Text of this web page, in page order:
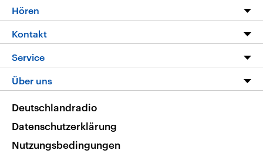
Programm
Die Nachrichten
Nachrichtenleicht
Neue Beiträge auf dlf.de
Hören
Livestream
Podcasts
Deutschlandfunk App
Nachrichten App
Frequenzen
Kontakt
Hörerservice
Service
FAQ
Veranstaltungen
Musikliste
RSS
Über uns
Deutschlandradio
Datenschutzerklärung
Nutzungsbedingungen